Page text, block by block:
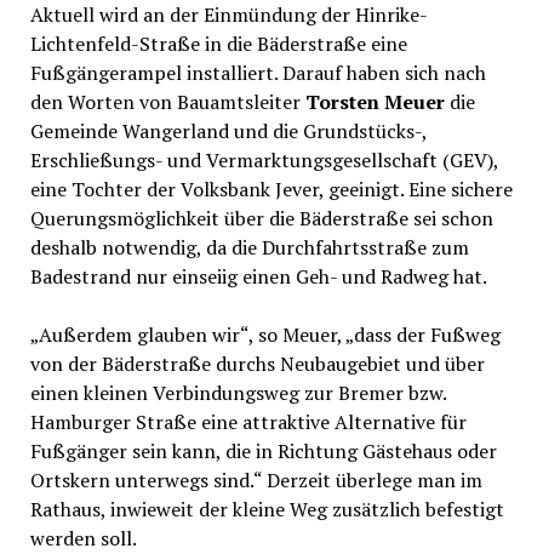
Aktuell wird an der Einmündung der Hinrike-
Lichtenfeld-Straße in die Bäderstraße eine
Fußgängerampel installiert. Darauf haben sich nach
den Worten von Bauamtsleiter Torsten Meuer die
Gemeinde Wangerland und die Grundstücks-,
Erschließungs- und Vermarktungsgesellschaft (GEV),
eine Tochter der Volksbank Jever, geeinigt. Eine sichere
Querungsmöglichkeit über die Bäderstraße sei schon
deshalb notwendig, da die Durchfahrtsstraße zum
Badestrand nur einseiig einen Geh- und Radweg hat.
„Außerdem glauben wir“, so Meuer, „dass der Fußweg
von der Bäderstraße durchs Neubaugebiet und über
einen kleinen Verbindungsweg zur Bremer bzw.
Hamburger Straße eine attraktive Alternative für
Fußgänger sein kann, die in Richtung Gästehaus oder
Ortskern unterwegs sind.“ Derzeit überlege man im
Rathaus, inwieweit der kleine Weg zusätzlich befestigt
werden soll.